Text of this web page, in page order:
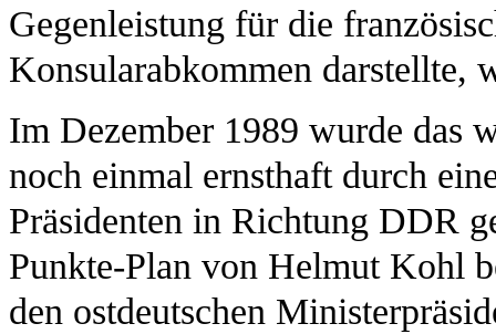
Gegenleistung für die
Konsularabkommen darstellte,
Im Dezember 1989 wurde das
noch einmal ernsthaft durch
Präsidenten in Richtung DDR
Punkte-Plan von Helmut Kohl
den ostdeutschen